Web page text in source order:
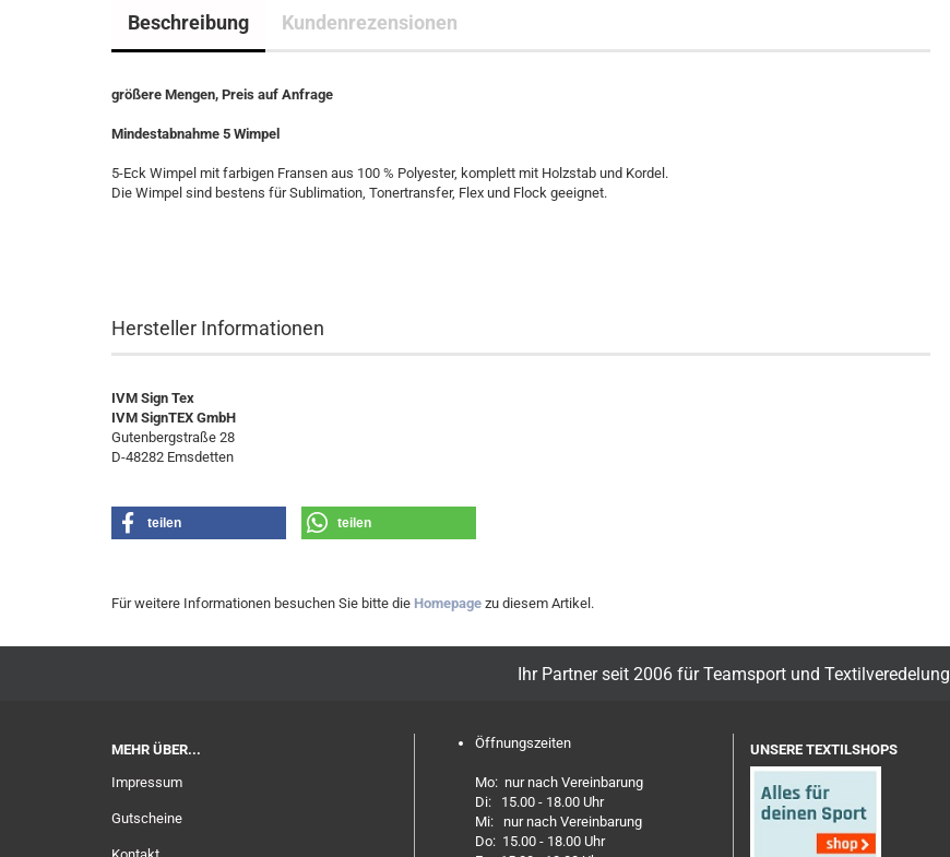
Beschreibung Kundenrezensionen
größere Mengen, Preis auf Anfrage
Mindestabnahme 5 Wimpel
5-Eck Wimpel mit farbigen Fransen aus 100 % Polyester, komplett mit Holzstab und Kordel.
Die Wimpel sind bestens für Sublimation, Tonertransfer, Flex und Flock geeignet.
Hersteller Informationen
IVM Sign Tex
IVM SignTEX GmbH
Gutenbergstraße 28
D-48282 Emsdetten
teilen teilen
Für weitere Informationen besuchen Sie bitte die Homepage zu diesem Artikel.
Ihr Partner seit 2006 für Teamsport und Textilveredelung
MEHR ÜBER...
Impressum
Gutscheine
Öffnungszeiten
Mo: nur nach Vereinbarung
Di: 15.00 - 18.00 Uhr
Mi: nur nach Vereinbarung
Do: 15.00 - 18.00 Uhr
UNSERE TEXTILSHOPS